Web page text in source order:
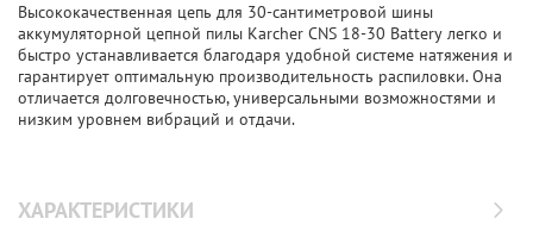
Высококачественная цепь для 30-сантиметровой шины
аккумуляторной цепной пилы Karcher CNS 18-30 Battery легко и
быстро устанавливается благодаря удобной системе натяжения и
гарантирует оптимальную производительность распиловки. Она
отличается долговечностью, универсальными возможностями и
низким уровнем вибраций и отдачи.
ХАРАКТЕРИСТИКИ